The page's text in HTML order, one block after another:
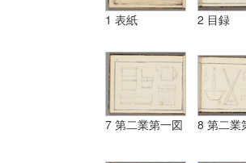
1 表紙 2 目録
7 第二業第一図 8 第二業